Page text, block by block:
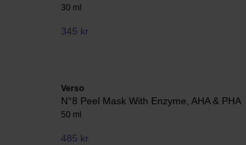
30 ml
345 kr
Verso
N°8 Peel Mask With Enzyme, AHA & PHA
50 ml
485 kr